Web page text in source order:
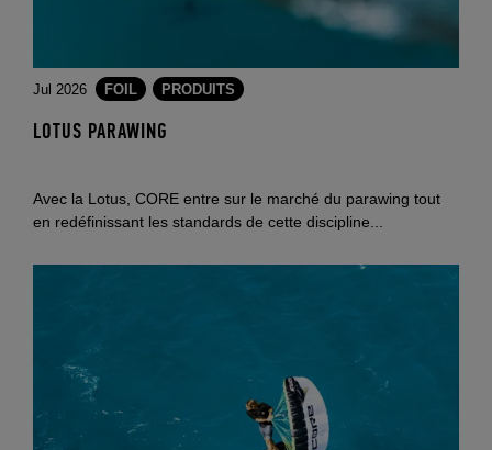
Jul 2026 FOIL PRODUITS
LOTUS PARAWING
Avec la Lotus, CORE entre sur le marché du parawing tout
en redéfinissant les standards de cette discipline...